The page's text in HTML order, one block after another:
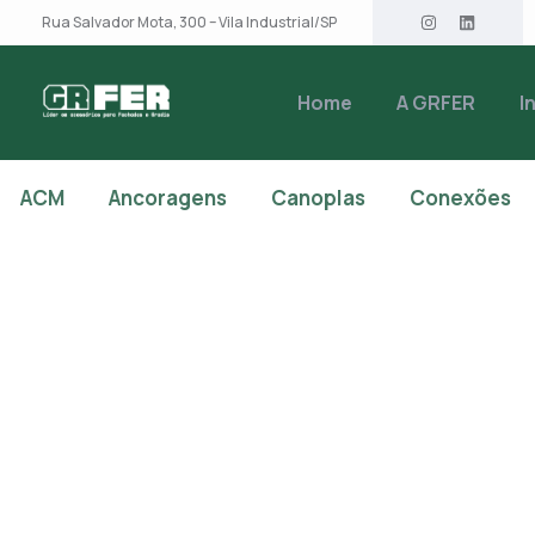
Rua Salvador Mota, 300 – Vila Industrial/SP
Home A GRFER
ACM Ancoragens Canoplas Conexões